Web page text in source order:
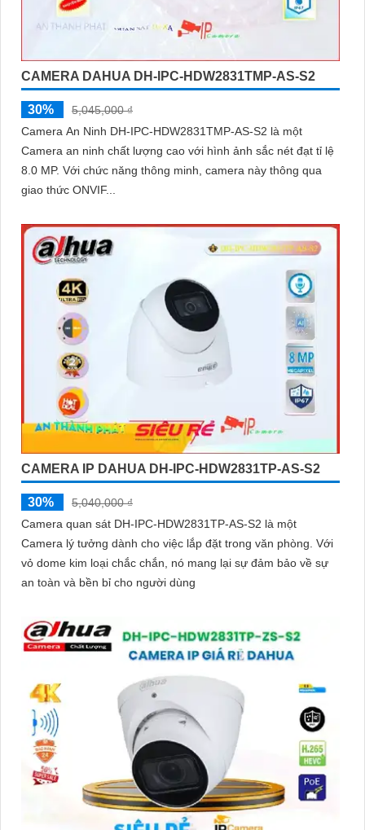
CAMERA DAHUA DH-IPC-HDW2831TMP-AS-S2
30%
5,045,000 ₫
Camera An Ninh DH-IPC-HDW2831TMP-AS-S2 là một
Camera an ninh chất lượng cao với hình ảnh sắc nét đạt tỉ lệ
8.0 MP. Với chức năng thông minh, camera này thông qua
giao thức ONVIF...
CAMERA IP DAHUA DH-IPC-HDW2831TP-AS-S2
30%
5,040,000 ₫
Camera quan sát DH-IPC-HDW2831TP-AS-S2 là một
Camera lý tưởng dành cho việc lắp đặt trong văn phòng. Với
vỏ dome kim loại chắc chắn, nó mang lại sự đảm bảo về sự
an toàn và bền bỉ cho người dùng